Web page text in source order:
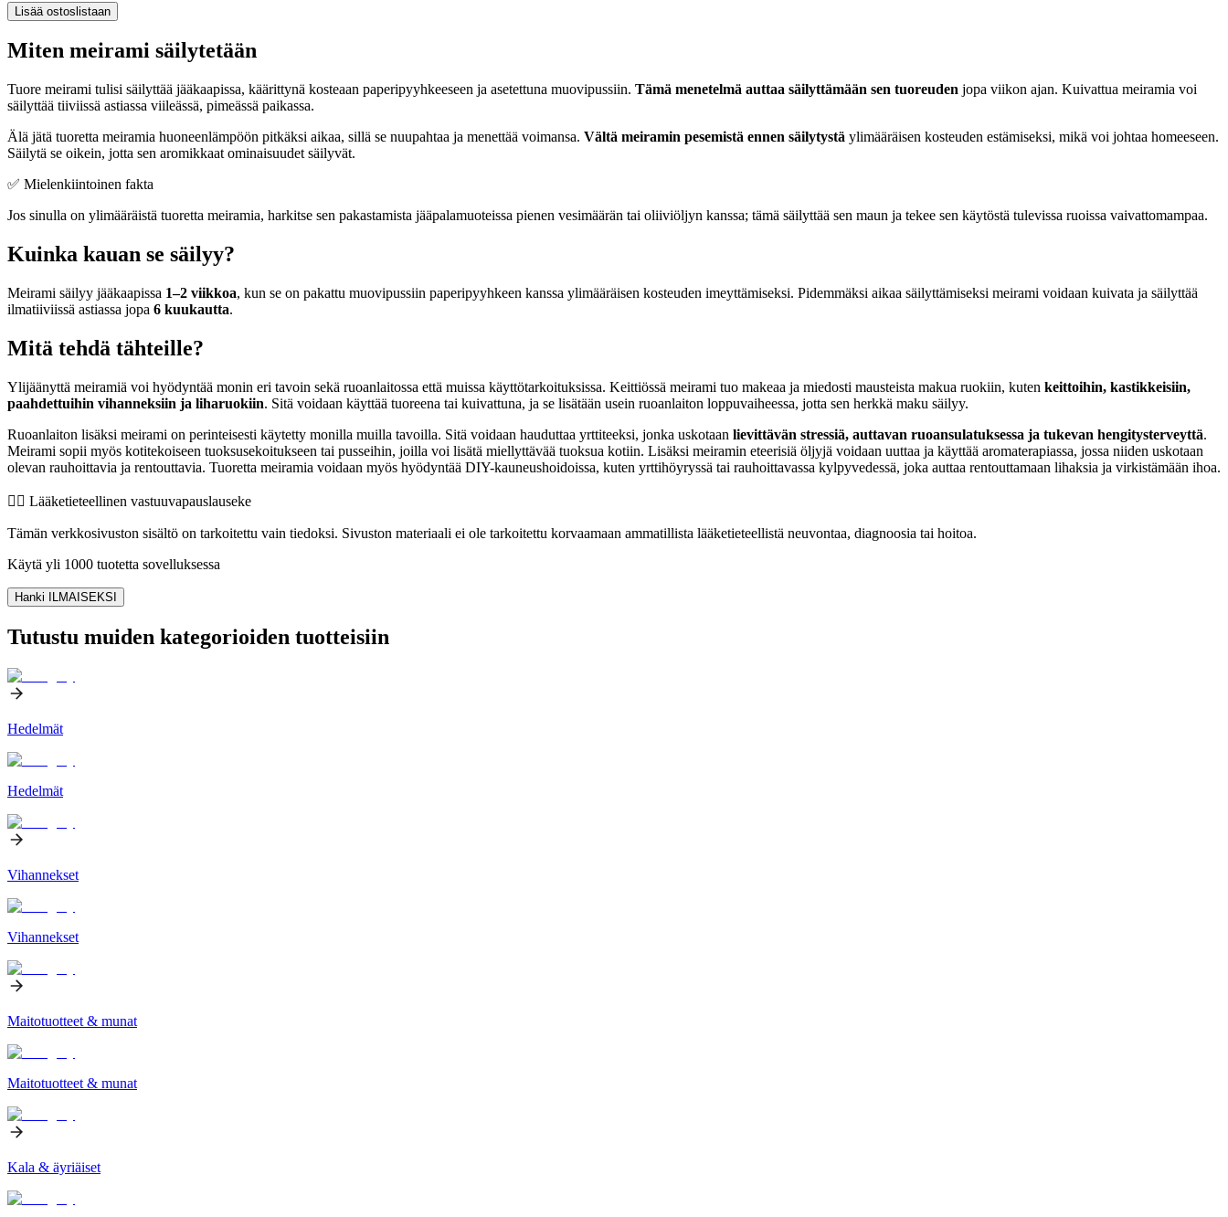
Lisää ostoslistaan
Miten meirami säilytetään
Tuore meirami tulisi säilyttää jääkaapissa, käärittynä kosteaan paperipyyhkeeseen ja asetettuna muovipussiin. Tämä menetelmä auttaa säilyttämään sen tuoreuden jopa viikon ajan. Kuivattua meiramia voi
säilyttää tiiviissä astiassa viileässä, pimeässä paikassa.
Älä jätä tuoretta meiramia huoneenlämpöön pitkäksi aikaa, sillä se nuupahtaa ja menettää voimansa. Vältä meiramin pesemistä ennen säilytystä ylimääräisen kosteuden estämiseksi, mikä voi johtaa homeeseen.
Säilytä se oikein, jotta sen aromikkaat ominaisuudet säilyvät.
✅ Mielenkiintoinen fakta
Jos sinulla on ylimääräistä tuoretta meiramia, harkitse sen pakastamista jääpalamuoteissa pienen vesimäärän tai oliiviöljyn kanssa; tämä säilyttää sen maun ja tekee sen käytöstä tulevissa ruoissa vaivattomampaa.
Kuinka kauan se säilyy?
Meirami säilyy jääkaapissa 1–2 viikkoa, kun se on pakattu muovipussiin paperipyyhkeen kanssa ylimääräisen kosteuden imeyttämiseksi. Pidemmäksi aikaa säilyttämiseksi meirami voidaan kuivata ja säilyttää
ilmatiiviissä astiassa jopa 6 kuukautta.
Mitä tehdä tähteille?
Ylijäänyttä meiramiä voi hyödyntää monin eri tavoin sekä ruoanlaitossa että muissa käyttötarkoituksissa. Keittiössä meirami tuo makeaa ja miedosti mausteista makua ruokiin, kuten keittoihin, kastikkeisiin,
paahdettuihin vihanneksiin ja liharuokiin. Sitä voidaan käyttää tuoreena tai kuivattuna, ja se lisätään usein ruoanlaiton loppuvaiheessa, jotta sen herkkä maku säilyy.
Ruoanlaiton lisäksi meirami on perinteisesti käytetty monilla muilla tavoilla. Sitä voidaan hauduttaa yrttiteeksi, jonka uskotaan lievittävän stressiä, auttavan ruoansulatuksessa ja tukevan hengitysterveyttä.
Meirami sopii myös kotitekoiseen tuoksusekoitukseen tai pusseihin, joilla voi lisätä miellyttävää tuoksua kotiin. Lisäksi meiramin eteerisiä öljyjä voidaan uuttaa ja käyttää aromaterapiassa, jossa niiden uskotaan
olevan rauhoittavia ja rentouttavia. Tuoretta meiramia voidaan myös hyödyntää DIY-kauneushoidoissa, kuten yrttihöyryssä tai rauhoittavassa kylpyvedessä, joka auttaa rentouttamaan lihaksia ja virkistämään ihoa.
👨‍⚕️️ Lääketieteellinen vastuuvapauslauseke
Tämän verkkosivuston sisältö on tarkoitettu vain tiedoksi. Sivuston materiaali ei ole tarkoitettu korvaamaan ammatillista lääketieteellistä neuvontaa, diagnoosia tai hoitoa.
Käytä yli 1000 tuotetta sovelluksessa
Hanki ILMAISEKSI
Tutustu muiden kategorioiden tuotteisiin
Hedelmät
Hedelmät
Vihannekset
Vihannekset
Maitotuotteet & munat
Maitotuotteet & munat
Kala & äyriäiset